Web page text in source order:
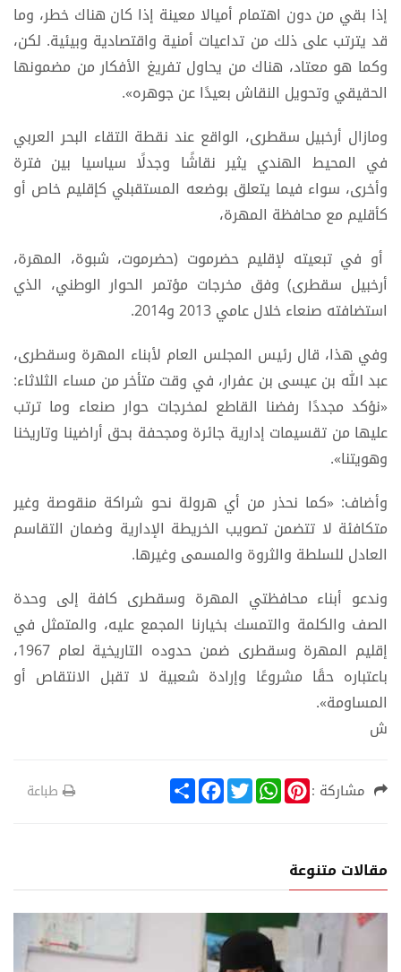
إذا بقي من دون اهتمام أميالا معينة إذا كان هناك خطر، وما
قد يترتب على ذلك من تداعيات أمنية واقتصادية وبيئية. لكن،
وكما هو معتاد، هناك من يحاول تفريغ الأفكار من مضمونها
الحقيقي وتحويل النقاش بعيدًا عن جوهره».
ومازال أرخبيل سقطرى، الواقع عند نقطة التقاء البحر العربي
في المحيط الهندي يثير نقاشًا وجدلًا سياسيا بين فترة
وأخرى، سواء فيما يتعلق بوضعه المستقبلي كإقليم خاص أو
كأقليم مع محافظة المهرة،
أو في تبعيته لإقليم حضرموت (حضرموت، شبوة، المهرة،
أرخبيل سقطرى) وفق مخرجات مؤتمر الحوار الوطني، الذي
استضافته صنعاء خلال عامي 2013 و2014.
وفي هذا، قال رئيس المجلس العام لأبناء المهرة وسقطرى،
عبد الله بن عيسى بن عفرار، في وقت متأخر من مساء الثلاثاء:
«نؤكد مجددًا رفضنا القاطع لمخرجات حوار صنعاء وما ترتب
عليها من تقسيمات إدارية جائرة ومجحفة بحق أراضينا وتاريخنا
وهويتنا».
وأضاف: «كما نحذر من أي هرولة نحو شراكة منقوصة وغير
متكافئة لا تتضمن تصويب الخريطة الإدارية وضمان التقاسم
العادل للسلطة والثروة والمسمى وغيرها.
وندعو أبناء محافظتي المهرة وسقطرى كافة إلى وحدة
الصف والكلمة والتمسك بخيارنا المجمع عليه، والمتمثل في
إقليم المهرة وسقطرى ضمن حدوده التاريخية لعام 1967،
باعتباره حقًا مشروعًا وإرادة شعبية لا تقبل الانتقاص أو
المساومة».
ش
مشاركة : S
h
F
a
k
T
w
W
h
p
P
i
e
s
طباعة
مقالات متنوعة